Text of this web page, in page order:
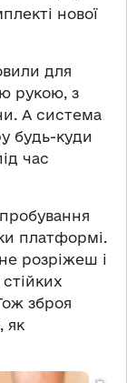
нової
для
рукою, з
А система
будь-куди
час
платформі.
розріжеш і
зброя
як